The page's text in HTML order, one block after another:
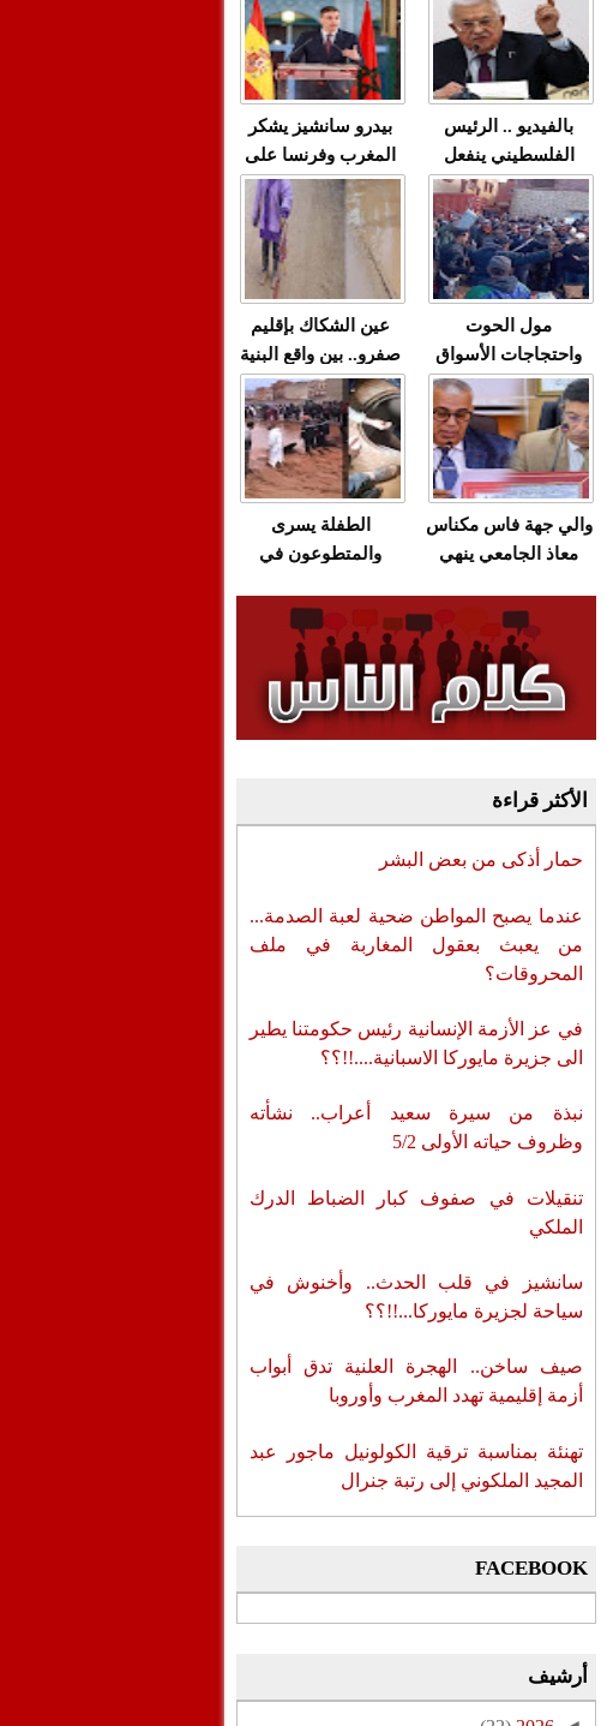
فضحه أمام العالم
بالحجة والدليل
العشوائية مفتوحة
بيدرو سانشيز يشكر
المغرب وفرنسا على
استعادة الكهرباء عقب
انقطاعه في شبه
الجزيرة الإيبيرية
بالفيديو .. الرئيس
الفلسطيني ينفعل
ويهاجم حماس بألفاظ
قاسية على الهواء
عين الشكاك بإقليم
صفرو.. بين واقع البنية
التحتية المهترئة
والحملات الانتخابية
المبكرة(فيديو)
مول الحوت
واحتجاجات الأسواق
الأسبوعية/الاحتقان
الصامت والتراشق
بـ"الصناديق"/أخنوش
يرد بالصمت المريب
الطفلة يسرى
والمتطوعون في
وقنوات صرف صحي
تقتل والمحاسبة يجب
أن تطال المسؤولين
والي جهة فاس مكناس
معاذ الجامعي ينهي
والعمال مع شركة
سيتي باص + وثيقة
وفيديو
الأكثر قراءة
حمار أذكى من بعض البشر
عندما يصبح المواطن ضحية لعبة الصدمة...
من يعبث بعقول المغاربة في ملف
المحروقات؟
في عز الأزمة الإنسانية رئيس حكومتنا يطير
الى جزيرة مايوركا الاسبانية....!!؟؟
نبذة من سيرة سعيد أعراب.. نشأته
وظروف حياته الأولى 5/2
تنقيلات في صفوف كبار الضباط الدرك
الملكي
سانشيز في قلب الحدث.. وأخنوش في
سياحة لجزيرة مايوركا...!!؟؟
صيف ساخن.. الهجرة العلنية تدق أبواب
أزمة إقليمية تهدد المغرب وأوروبا
تهنئة بمناسبة ترقية الكولونيل ماجور عبد
المجيد الملكوني إلى رتبة جنرال
FACEBOOK
أرشيف